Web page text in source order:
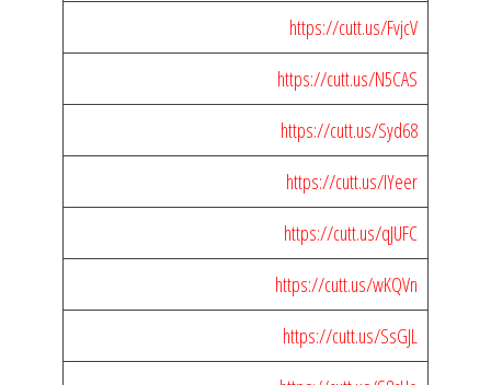
https://cutt.us/FvjcV
https://cutt.us/N5CAS
https://cutt.us/Syd68
https://cutt.us/IYeer
https://cutt.us/qJUFC
https://cutt.us/wKQVn
https://cutt.us/SsGJL